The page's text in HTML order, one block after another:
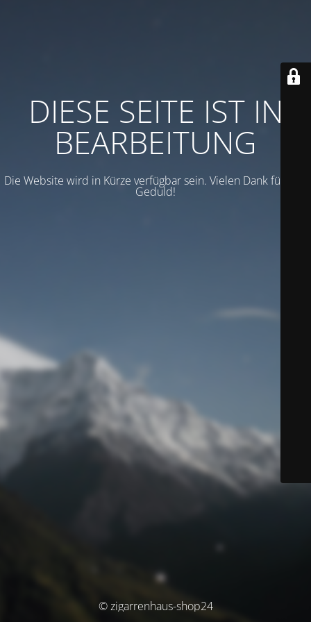
DIESE SEITE IST IN
BEARBEITUNG
Die Website wird in Kürze verfügbar sein. Vielen Dank für Ihre
Geduld!
© zigarrenhaus-shop24